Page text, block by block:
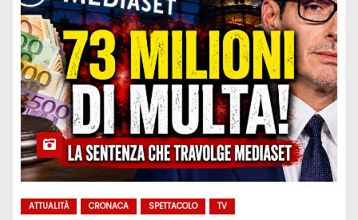
ATTUALITÀ CRONACA SPETTACOLO TV